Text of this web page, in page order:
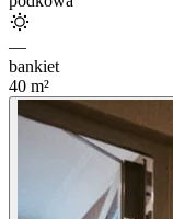
—
bankiet
40 m²